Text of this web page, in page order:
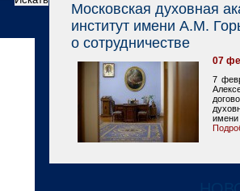
Московская духовная
институт имени А.М.
о сотрудничестве
07
7
имени